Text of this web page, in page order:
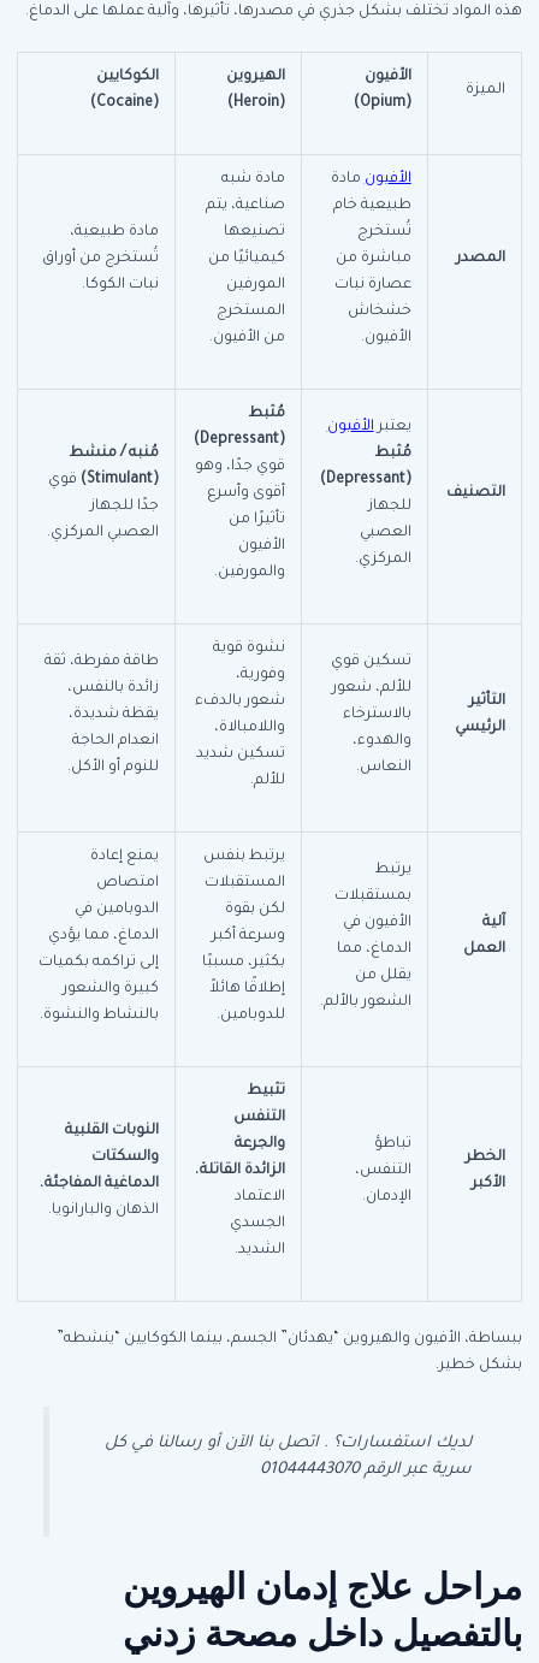
هذه المواد تختلف بشكل جذري في مصدرها، تأثيرها، وآلية عملها على الدماغ.
الميزة
الأفيون
(Opium)
الهيروين
(Heroin)
الكوكايين
(Cocaine)
المصدر
الأفيون مادة
طبيعية خام
تُستخرج
مباشرة من
عصارة نبات
خشخاش
الأفيون.
مادة شبه
صناعية، يتم
تصنيعها
كيميائيًا من
المورفين
المستخرج
من الأفيون.
مادة طبيعية،
تُستخرج من أوراق
نبات الكوكا.
التصنيف
يعتبر الأفيون
مُثبط
(Depressant)
للجهاز
العصبي
المركزي.
مُثبط
(Depressant)
قوي جدًا، وهو
أقوى وأسرع
تأثيرًا من
الأفيون
والمورفين.
مُنبه / منشط
(Stimulant)
قوي
جدًا للجهاز
العصبي المركزي.
التأثير
الرئيسي
تسكين قوي
للألم، شعور
بالاسترخاء
والهدوء،
النعاس.
نشوة قوية
وفورية،
شعور بالدفء
واللامبالاة،
تسكين شديد
للألم.
طاقة مفرطة، ثقة
زائدة بالنفس،
يقظة شديدة،
انعدام الحاجة
للنوم أو الأكل.
آلية
العمل
يرتبط
بمستقبلات
الأفيون في
الدماغ، مما
يقلل من
الشعور بالألم.
يرتبط بنفس
المستقبلات
لكن بقوة
وسرعة أكبر
بكثير، مسببًا
إطلاقًا هائلاً
للدوبامين.
يمنع إعادة
امتصاص
الدوبامين في
الدماغ، مما يؤدي
إلى تراكمه بكميات
كبيرة والشعور
بالنشاط والنشوة.
الخطر
الأكبر
تباطؤ
التنفس،
الإدمان.
تثبيط
التنفس
والجرعة
الزائدة القاتلة،
الاعتماد
الجسدي
الشديد.
النوبات القلبية
والسكتات
الدماغية المفاجئة،
الذهان والبارانويا.
ببساطة، الأفيون والهيروين “يهدئان” الجسم، بينما الكوكايين “ينشطه”
بشكل خطير.
لديك استفسارات؟ . اتصل بنا الآن أو رسالنا في كل
سرية عبر الرقم 01044443070
مراحل علاج إدمان الهيروين
بالتفصيل داخل مصحة زدني